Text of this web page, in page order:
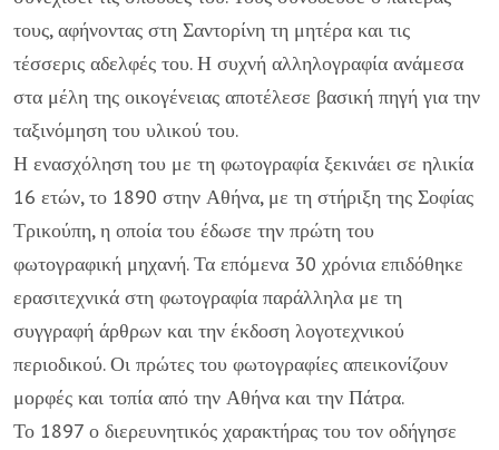
τους, αφήνοντας στη Σαντορίνη τη μητέρα και τις
τέσσερις αδελφές του. Η συχνή αλληλογραφία ανάμεσα
στα μέλη της οικογένειας αποτέλεσε βασική πηγή για την
ταξινόμηση του υλικού του.
Η ενασχόληση του με τη φωτογραφία ξεκινάει σε ηλικία
16 ετών, το 1890 στην Αθήνα, με τη στήριξη της Σοφίας
Τρικούπη, η οποία του έδωσε την πρώτη του
φωτογραφική μηχανή. Τα επόμενα 30 χρόνια επιδόθηκε
ερασιτεχνικά στη φωτογραφία παράλληλα με τη
συγγραφή άρθρων και την έκδοση λογοτεχνικού
περιοδικού. Οι πρώτες του φωτογραφίες απεικονίζουν
μορφές και τοπία από την Αθήνα και την Πάτρα.
Το 1897 ο διερευνητικός χαρακτήρας του τον οδήγησε